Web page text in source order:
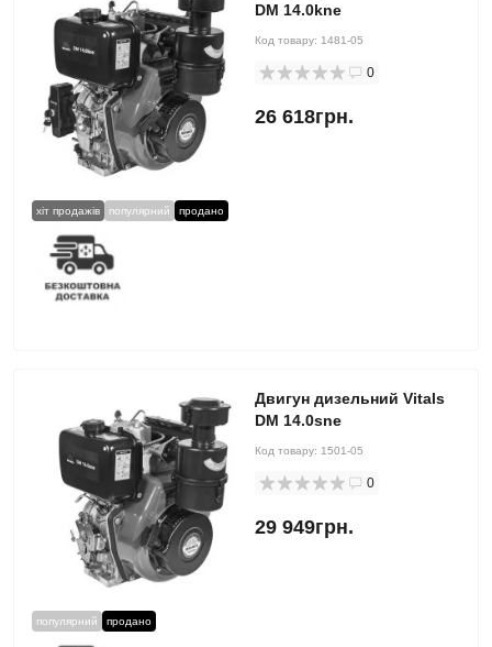
хіт продажів популярний продано
DM 14.0kne
Код товару: 1481-05
0
26 618грн.
популярний продано
Двигун дизельний Vitals
DM 14.0sne
Код товару: 1501-05
0
29 949грн.